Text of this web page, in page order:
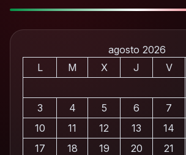
agosto 2026
L
M X J V
3
4 5 6 7
10
11 12 13 14
17
18 19 20 21